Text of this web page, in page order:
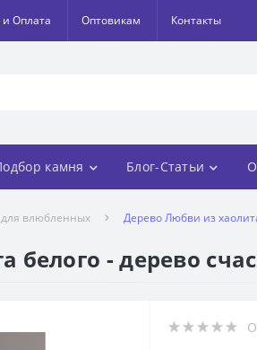
и Оплата Оптовикам Контакты
камня Блог-Статьи
для влюбленных Дерево Любви из
белого - дерево